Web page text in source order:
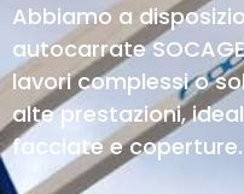
Abbiamo a
autocarrate
lavori complessi o
alte prestazioni,
facciate e coperture.